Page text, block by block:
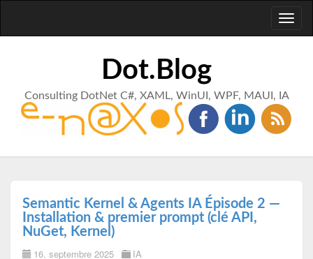
Dot.Blog
Consulting DotNet C#, XAML, WinUI, WPF, MAUI, IA
Semantic Kernel & Agents IA Épisode 2 —
Installation & premier prompt (clé API,
NuGet, Kernel)
16. septembre 2025 IA